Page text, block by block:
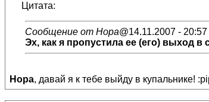
Цитата:
Сообщение от Нора@14.11.2007 - 20:57
Эх, как я пропустила ее (его) выход в
Нора, давай я к тебе выйду в купальнике!